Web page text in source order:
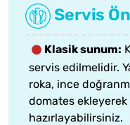
Servis
Klasik sunum:
servis edilmelidir.
roka, ince
domates ekleyerek
hazırlayabilirsiniz.